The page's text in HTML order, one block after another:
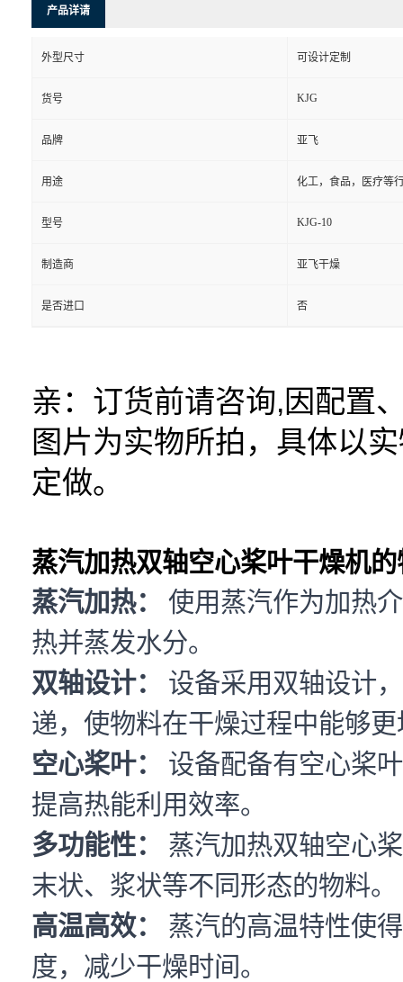
产品详请
外型尺寸 可设计定制
货号 KJG
品牌 亚飞
用途 化工，食品，医疗等
型号 KJG-10
制造商 亚飞干燥
是否进口 否
亲：订货前请咨询,因配置
图片为实物所拍，具体以
定做。
蒸汽加热双轴空心桨叶干燥机
蒸汽加热：
使用蒸汽作为加热
热并蒸发水分。
双轴设计：
设备采用双轴设计
递，使物料在干燥过程中能够
空心桨叶：
设备配备有空心桨
提高热能利用效率。
多功能性：
蒸汽加热双轴空心
末状、浆状等不同形态的物料。
高温高效：
蒸汽的高温特性使
度，减少干燥时间。